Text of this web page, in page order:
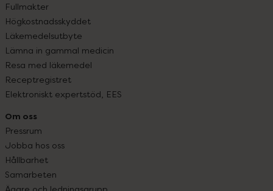
Fullmakter
Högkostnadsskyddet
Läkemedelsutbyte
Lämna in gammal medicin
Resa med läkemedel
Receptregistret
Elektroniskt expertstöd, EES
Om oss
Pressrum
Jobba hos oss
Hållbarhet
Samarbeten
Ägare och ledningsgrupp